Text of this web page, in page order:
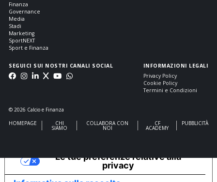
Finanza
Governance
Media
Stadi
Marketing
SportNEXT
Sport e Finanza
SEGUICI SUI NOSTRI CANALI SOCIAL
INFORMAZIONI LEGALI
Privacy Policy
Cookie Policy
Termini e Condizioni
© 2026 Calcio e Finanza
HOMEPAGE
CHI
SIAMO
COLLABORA CON
NOI
CF
ACADEMY
PUBBLICITÀ
Le tue preferenze relative alla
privacy